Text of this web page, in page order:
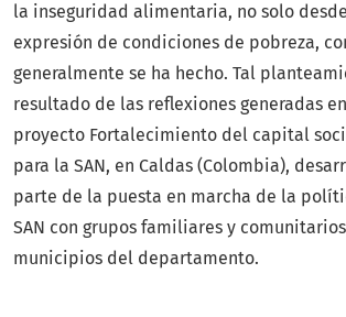
la inseguridad alimentaria, no solo
expresión de condiciones de pobreza,
generalmente se ha hecho. Tal
resultado de las reflexiones generadas
proyecto Fortalecimiento del capital
para la SAN, en Caldas (Colombia),
parte de la puesta en marcha de la
SAN con grupos familiares y
municipios del departamento.